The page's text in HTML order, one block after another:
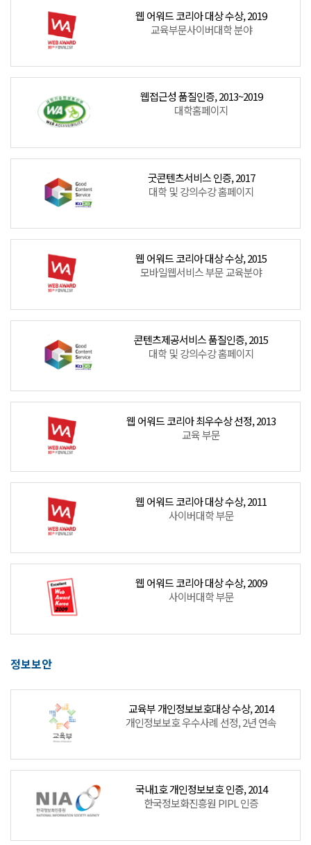
웹 어워드 코리아 대상 수상, 2019
교육부문사이버대학 분야
웹접근성 품질인증, 2013~2019
대학홈페이지
굿콘텐츠서비스 인증, 2017
대학 및 강의수강 홈페이지
웹 어워드 코리아 대상 수상, 2015
모바일웹서비스 부문 교육분야
콘텐츠제공서비스 품질인증, 2015
대학 및 강의수강 홈페이지
웹 어워드 코리아 최우수상 선정, 2013
교육 부문
웹 어워드 코리아 대상 수상, 2011
사이버대학 부문
웹 어워드 코리아 대상 수상, 2009
사이버대학 부문
정보보안
교육부 개인정보보호대상 수상, 2014
개인정보보호 우수사례 선정, 2년 연속
국내1호 개인정보보호 인증, 2014
한국정보화진흥원 PIPL 인증